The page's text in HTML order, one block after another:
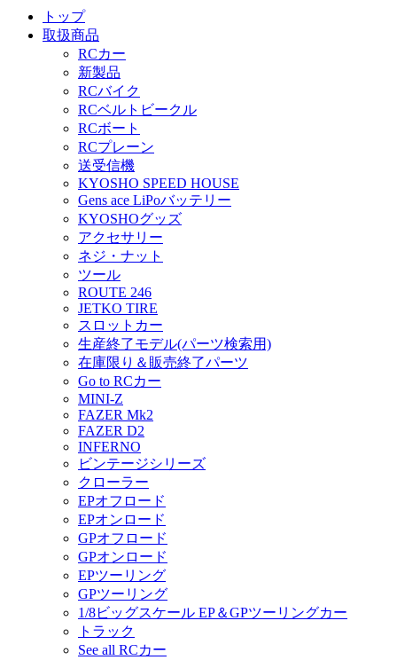
トップ
取扱商品
RCカー
新製品
RCバイク
RCベルトビークル
RCボート
RCプレーン
送受信機
KYOSHO SPEED HOUSE
Gens ace LiPoバッテリー
KYOSHOグッズ
アクセサリー
ネジ・ナット
ツール
ROUTE 246
JETKO TIRE
スロットカー
生産終了モデル(パーツ検索用)
在庫限り＆販売終了パーツ
Go to RCカー
MINI-Z
FAZER Mk2
FAZER D2
INFERNO
ビンテージシリーズ
クローラー
EPオフロード
EPオンロード
GPオフロード
GPオンロード
EPツーリング
GPツーリング
1/8ビッグスケール EP＆GPツーリングカー
トラック
See all RCカー